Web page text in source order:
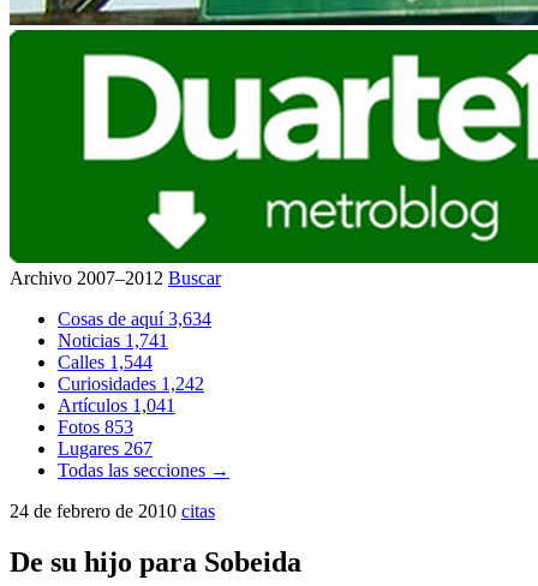
Archivo 2007–2012 Buscar
Cosas de aquí3,634
Noticias 1,741
Calles 1,544
Curiosidades 1,242
Artículos 1,041
Fotos 853
Lugares 267
Todas las secciones →
24 de febrero de 2010 citas
De su hijo para Sobeida